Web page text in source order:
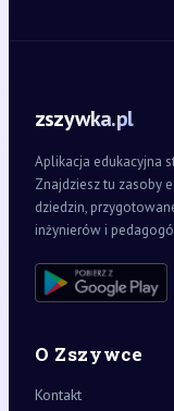
zszywka.pl
Aplikacja edukacyjna
Znajdziesz tu zasoby
dziedzin,
inżynierów i
O Zszywce
Kontakt